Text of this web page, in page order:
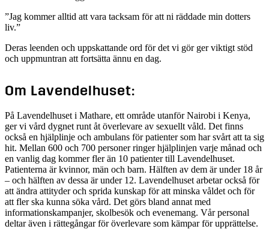
”Jag kommer alltid att vara tacksam för att ni räddade min dotters
liv.”
Deras leenden och uppskattande ord för det vi gör ger viktigt stöd
och uppmuntran att fortsätta ännu en dag.
Om Lavendelhuset:
På Lavendelhuset i Mathare, ett område utanför Nairobi i Kenya,
ger vi vård dygnet runt åt överlevare av sexuellt våld. Det finns
också en hjälplinje och ambulans för patienter som har svårt att ta sig
hit. Mellan 600 och 700 personer ringer hjälplinjen varje månad och
en vanlig dag kommer fler än 10 patienter till Lavendelhuset.
Patienterna är kvinnor, män och barn. Hälften av dem är under 18 år
– och hälften av dessa är under 12. Lavendelhuset arbetar också för
att ändra attityder och sprida kunskap för att minska våldet och för
att fler ska kunna söka vård. Det görs bland annat med
informationskampanjer, skolbesök och evenemang. Vår personal
deltar även i rättegångar för överlevare som kämpar för upprättelse.